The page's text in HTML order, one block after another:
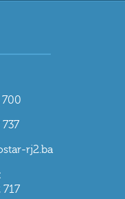
700
rj2.ba